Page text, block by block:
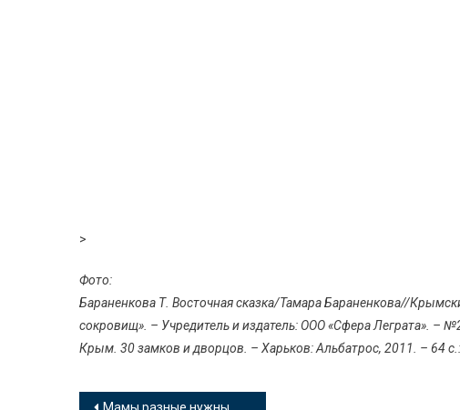
>
Фото:
Бараненкова Т. Восточная сказка/Тамара Бараненкова//
сокровищ». – Учредитель и издатель: ООО «Сфера Леграта». –
Крым. 30 замков и дворцов. – Харьков: Альбатрос, 2011. – 64
Мамы разные нужны, мамы разные важны!